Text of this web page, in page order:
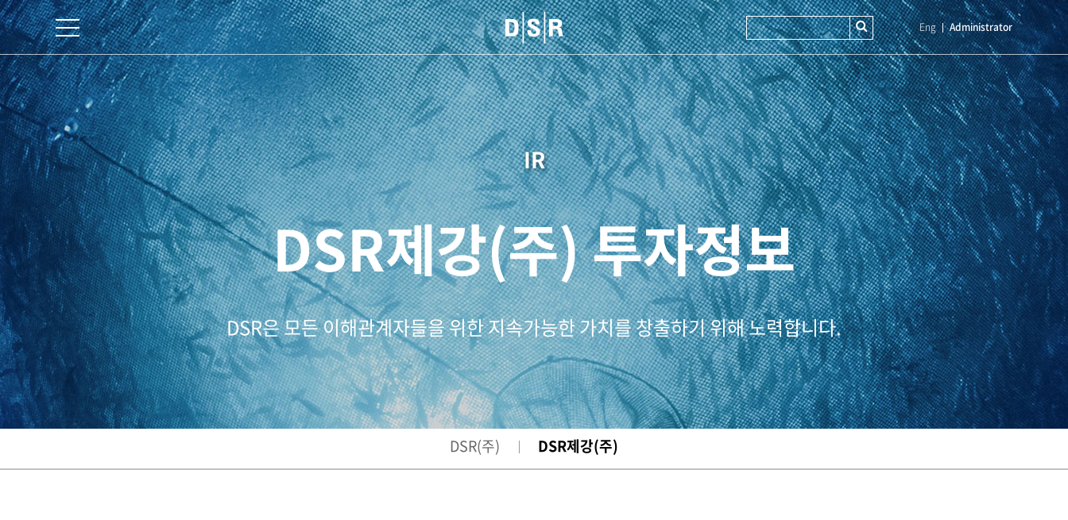
Eng Administrator
IR
DSR제강(주) 투자정보
DSR은 모든 이해관계자들을 위한 지속가능한 가치를 창출하기 위해 노력합니다.
DSR(주) DSR제강(주)